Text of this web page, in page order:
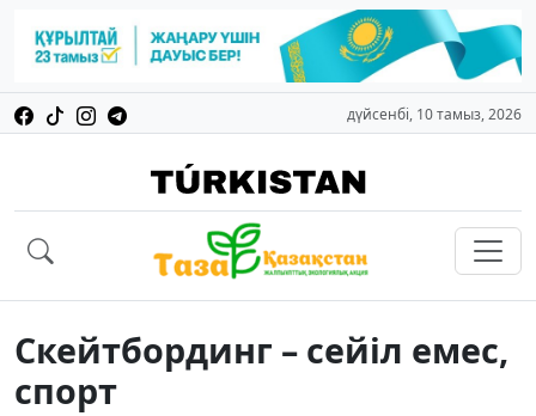
дүйсенбі, 10 тамыз, 2026
Скейтбординг – сейіл емес,
спорт